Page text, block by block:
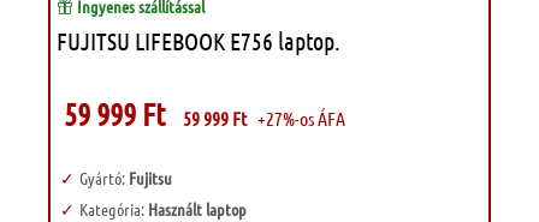
Ingyenes szállítással
FUJITSU LIFEBOOK E756 laptop.
59 999 Ft 59 999 Ft +27%-os ÁFA
Gyártó: Fujitsu
Kategória:Használt laptop